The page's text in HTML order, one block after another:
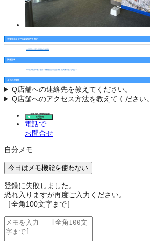
主要担当エリアの賃貸物件を探す
名古屋市中川区の賃貸物件を探す
関連記事
中川区の住みやすさとは？不動産会社の社員に聞いた実際の住み心地は？
よくある質問
Q店舗への連絡先を教えてください。
Q店舗へのアクセス方法を教えてください。
見学予約･空室確認等
お問合せ
(無料)
電話で
お問合せ
自分メモ
今日はメモ機能を使わない
登録に失敗しました。
恐れ入りますが再度ご入力ください。
［全角100文字まで］